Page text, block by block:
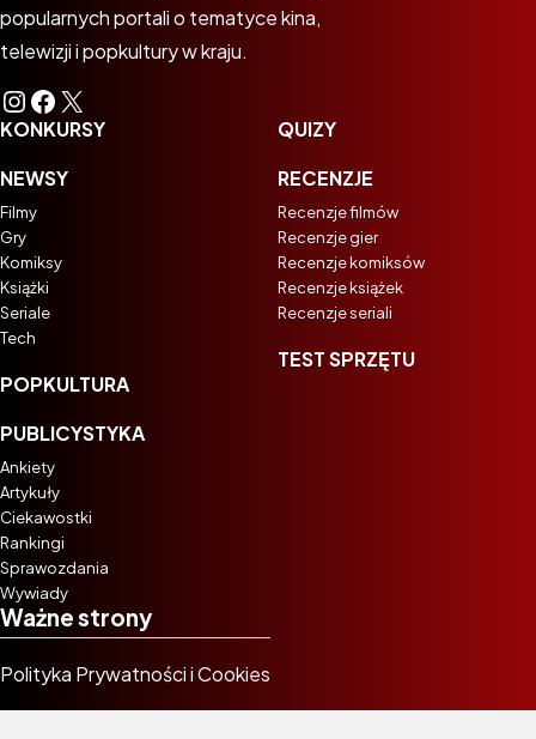
popularnych portali o tematyce kina,
telewizji i popkultury w kraju.
Instagram
Facebook
X
KONKURSY
NEWSY
Filmy
Gry
Komiksy
Książki
Seriale
Tech
POPKULTURA
PUBLICYSTYKA
Ankiety
Artykuły
Ciekawostki
Rankingi
Sprawozdania
Wywiady
QUIZY
RECENZJE
Recenzje filmów
Recenzje gier
Recenzje komiksów
Recenzje książek
Recenzje seriali
TEST SPRZĘTU
Ważne strony
Polityka Prywatności i Cookies